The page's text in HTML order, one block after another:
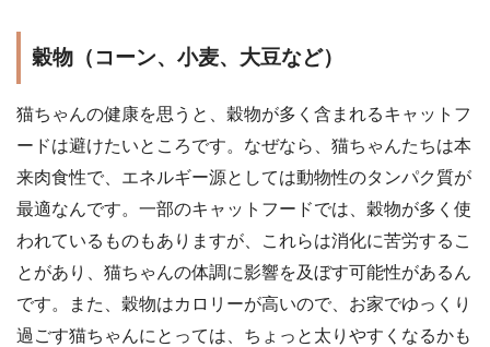
穀物（コーン、小麦、大豆など）
猫ちゃんの健康を思うと、穀物が多く含まれるキャットフ
ードは避けたいところです。なぜなら、猫ちゃんたちは本
来肉食性で、エネルギー源としては動物性のタンパク質が
最適なんです。一部のキャットフードでは、穀物が多く使
われているものもありますが、これらは消化に苦労するこ
とがあり、猫ちゃんの体調に影響を及ぼす可能性があるん
です。また、穀物はカロリーが高いので、お家でゆっくり
過ごす猫ちゃんにとっては、ちょっと太りやすくなるかも